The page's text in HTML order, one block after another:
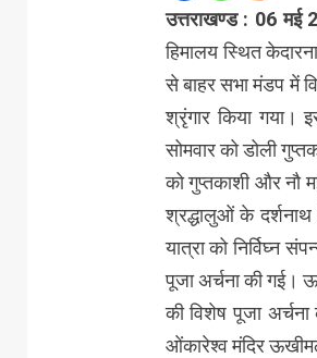
उत्तराखण्ड : 06 मई
हिमालय स्थित
से बाहर सभा मंडप में
श्रृंगार किया गया।
सोमवार को डोली
को गुप्तकाशी और नौ
श्रद्धालुओं के दर्शनाथ
यात्रा को निर्विघ्न
पूजा अर्चना की गई।
की विशेष पूजा
ओंकारेश्व मंदिर